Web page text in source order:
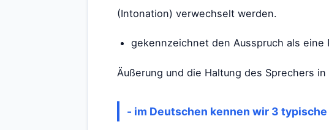
(Intonation) verwechselt werden.
gekennzeichnet den Ausspruch als
Äußerung und die Haltung des Sprechers
- im Deutschen kennen wir 3